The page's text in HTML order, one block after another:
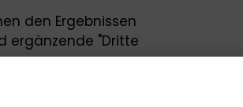
den Ergebnissen
ergänzende "Dritte
der Veranstaltung der
werden und